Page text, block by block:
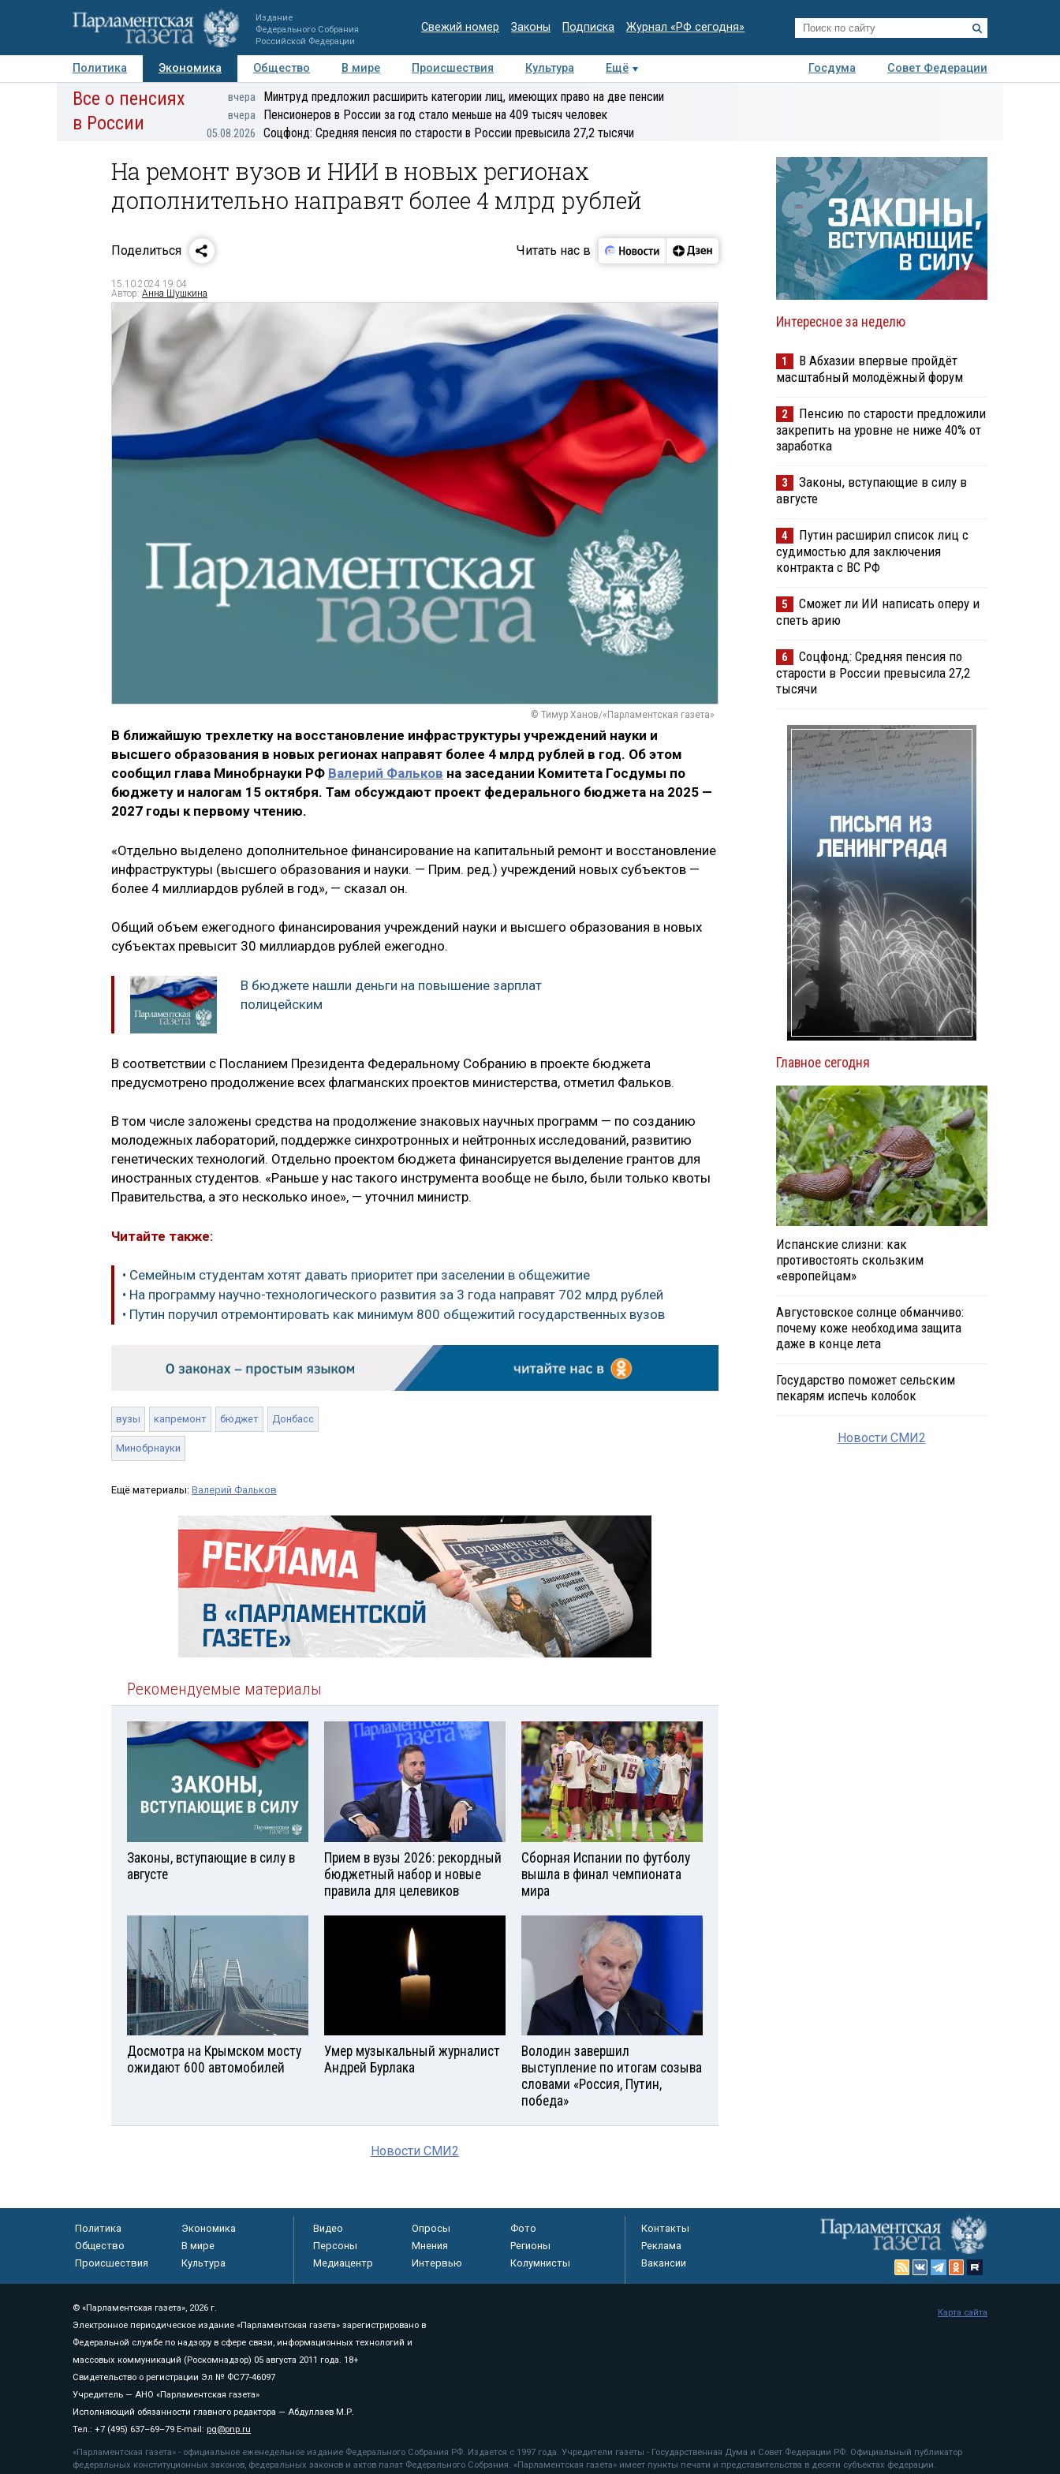
Издание
Федерального Собрания
Российской Федерации
Свежий номер Законы Подписка Журнал «РФ сегодня»
Политика Экономика Общество В мире Происшествия Культура Ещё Госдума
Совет Федерации
Авторы Персоны Мнения Регионы Медиацентр Интервью Колумнисты
Деловая
Все о пенсиях
в России
вчера Минтруд предложил расширить категории лиц, имеющих право на две пенсии
вчера Пенсионеров в России за год стало меньше на 409 тысяч человек
05.08.2026 Соцфонд: Средняя пенсия по старости в России превысила 27,2 тысячи
На ремонт вузов и НИИ в новых регионах
дополнительно направят более 4 млрд рублей
Поделиться Читать нас в
15.10.2024 19:04
Автор: Анна Шушкина
© Тимур Ханов/«Парламентская газета»
В ближайшую трехлетку на восстановление инфраструктуры учреждений науки и
высшего образования в новых регионах направят более 4 млрд рублей в год. Об этом
сообщил глава Минобрнауки РФ Валерий Фальков на заседании Комитета Госдумы по
бюджету и налогам 15 октября. Там обсуждают проект федерального бюджета на 2025 —
2027 годы к первому чтению.
«Отдельно выделено дополнительное финансирование на капитальный ремонт и восстановление
инфраструктуры (высшего образования и науки. — Прим. ред.) учреждений новых субъектов —
более 4 миллиардов рублей в год», — сказал он.
Общий объем ежегодного финансирования учреждений науки и высшего образования в новых
субъектах превысит 30 миллиардов рублей ежегодно.
В бюджете нашли деньги на повышение зарплат
полицейским
В соответствии с Посланием Президента Федеральному Собранию в проекте бюджета
предусмотрено продолжение всех флагманских проектов министерства, отметил Фальков.
В том числе заложены средства на продолжение знаковых научных программ — по созданию
молодежных лабораторий, поддержке синхротронных и нейтронных исследований, развитию
генетических технологий. Отдельно проектом бюджета финансируется выделение грантов для
иностранных студентов. «Раньше у нас такого инструмента вообще не было, были только квоты
Правительства, а это несколько иное», — уточнил министр.
Читайте также:
• Семейным студентам хотят давать приоритет при заселении в общежитие
• На программу научно-технологического развития за 3 года направят 702 млрд рублей
• Путин поручил отремонтировать как минимум 800 общежитий государственных вузов
вузы капремонт бюджет Донбасс
Минобрнауки
Ещё материалы: Валерий Фальков
Рекомендуемые материалы
Законы, вступающие в силу в
августе
Прием в вузы 2026: рекордный
бюджетный набор и новые
правила для целевиков
Сборная Испании по футболу
вышла в финал чемпионата
мира
Досмотра на Крымском мосту
ожидают 600 автомобилей
Умер музыкальный журналист
Андрей Бурлака
Володин завершил
выступление по итогам созыва
словами «Россия, Путин,
победа»
Новости СМИ2
Интересное за неделю
1
В Абхазии впервые пройдёт
масштабный молодёжный форум
2
Пенсию по старости предложили
закрепить на уровне не ниже 40% от
заработка
3
Законы, вступающие в силу в
августе
4
Путин расширил список лиц с
судимостью для заключения
контракта с ВС РФ
5
Сможет ли ИИ написать оперу и
спеть арию
6
Соцфонд: Средняя пенсия по
старости в России превысила 27,2
тысячи
Главное сегодня
Испанские слизни: как
противостоять скользким
«европейцам»
Августовское солнце обманчиво:
почему коже необходима защита
даже в конце лета
Государство поможет сельским
пекарям испечь колобок
Новости СМИ2
Политика
Экономика
Общество
В мире
Происшествия
Культура
Видео Опросы
Фото
Персоны
Мнения
Регионы
Медиацентр
Интервью Колумнисты
Контакты
Реклама
Вакансии
© «Парламентская газета», 2026 г.
Электронное периодическое издание «Парламентская газета» зарегистрировано в
Федеральной службе по надзору в сфере связи, информационных технологий и
массовых коммуникаций (Роскомнадзор) 05 августа 2011 года. 18+
Свидетельство о регистрации Эл № ФС77-46097
Учредитель — АНО «Парламентская газета»
Исполняющий обязанности главного редактора — Абдуллаев М.Р.
Тел.: +7 (495) 637–69–79 E-mail: pg@pnp.ru
«Парламентская газета» - официальное еженедельное издание Федерального Собрания РФ. Издается с 1997 года. Учредители газеты - Государственная Дума и Совет Федерации РФ. Официальный публикатор
федеральных конституционных законов, федеральных законов и актов палат Федерального Собрания. «Парламентская газета» имеет пункты печати и представительства в десяти субъектах федерации.
Карта сайта